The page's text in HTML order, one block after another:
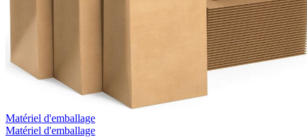
Matériel d'emballage
Matériel d'emballage